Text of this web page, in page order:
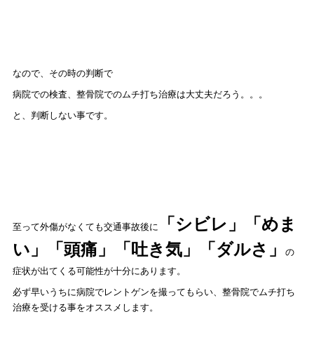
なので、その時の判断で
病院での検査、整骨院でのムチ打ち治療は大丈夫だろう。。。
と、判断しない事です。
至って外傷がなくても交通事故後に
「シビレ」「めま
い」「頭痛」「吐き気」「ダルさ」
の
症状が出てくる可能性が十分にあります。
必ず早いうちに病院でレントゲンを撮ってもらい、整骨院でムチ打ち
治療を受ける事をオススメします。